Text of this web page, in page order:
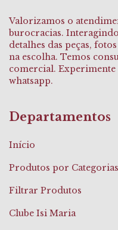
Valorizamos o
burocracias.
detalhes das peças,
na escolha. Temos
comercial.
whatsapp.
Departamentos
Início
Produtos por Categorias
Filtrar Produtos
Clube Isi Maria